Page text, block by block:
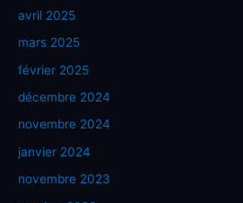
avril 2025
mars 2025
février 2025
décembre 2024
novembre 2024
janvier 2024
novembre 2023